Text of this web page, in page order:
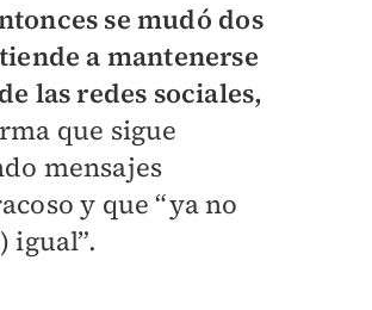
se mudó dos
a mantenerse
las redes sociales,
que sigue
mensajes
y que “ya no
igual”.